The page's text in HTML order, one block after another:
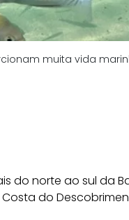
muita vida
do norte ao sul da
do